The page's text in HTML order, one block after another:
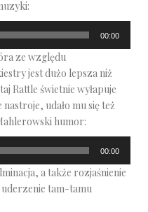
00:00
ze względu
jest dużo lepsza niż
Rattle świetnie wyłapuje
udało mu się też
humor:
00:00
a także rozjaśnienie
tam-tamu